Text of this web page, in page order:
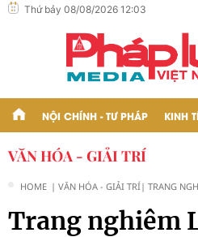
Thứ bảy 08/08/2026 12:03
NỘI CHÍNH - TƯ PHÁP KINH
VĂN HÓA - GIẢI TRÍ
HOME | VĂN HÓA - GIẢI TRÍ| TRANG
NIỆM NGÀY
KINH ĐÔ NĂM
Trang nghiêm